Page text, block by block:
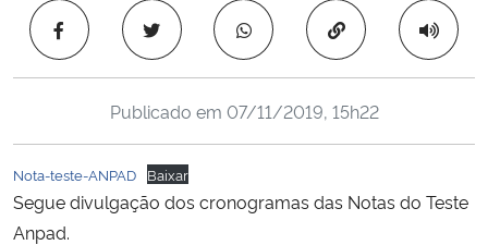
Ministério da Educação
Ministério da Cidadania
Ministério da Saúde
Ministério de Minas e Energia
Copiar para área
Publicado em 07/11/2019, 15h22
Nota-teste-ANPAD Baixar
Segue divulgação dos cronogramas das Notas do Teste
Anpad.